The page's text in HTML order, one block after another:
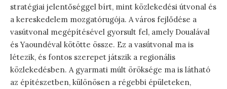
stratégiai jelentőséggel bírt, mint közlekedési útvonal és
a kereskedelem mozgatórugója. A város fejlődése a
vasútvonal megépítésével gyorsult fel, amely Doualával
és Yaoundéval kötötte össze. Ez a vasútvonal ma is
létezik, és fontos szerepet játszik a regionális
közlekedésben. A gyarmati múlt öröksége ma is látható
az építészetben, különösen a régebbi épületeken,